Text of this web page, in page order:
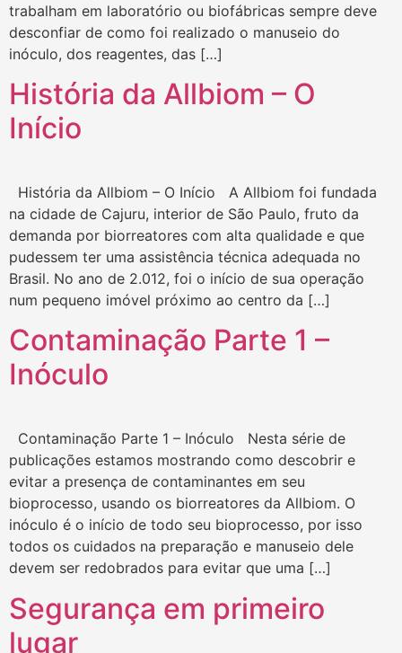
trabalham em laboratório ou biofábricas sempre deve
desconfiar de como foi realizado o manuseio do
inóculo, dos reagentes, das […]
História da Allbiom – O
Início
História da Allbiom – O Início A Allbiom foi fundada
na cidade de Cajuru, interior de São Paulo, fruto da
demanda por biorreatores com alta qualidade e que
pudessem ter uma assistência técnica adequada no
Brasil. No ano de 2.012, foi o início de sua operação
num pequeno imóvel próximo ao centro da […]
Contaminação Parte 1 –
Inóculo
Contaminação Parte 1 – Inóculo Nesta série de
publicações estamos mostrando como descobrir e
evitar a presença de contaminantes em seu
bioprocesso, usando os biorreatores da Allbiom. O
inóculo é o início de todo seu bioprocesso, por isso
todos os cuidados na preparação e manuseio dele
devem ser redobrados para evitar que uma […]
Segurança em primeiro
lugar